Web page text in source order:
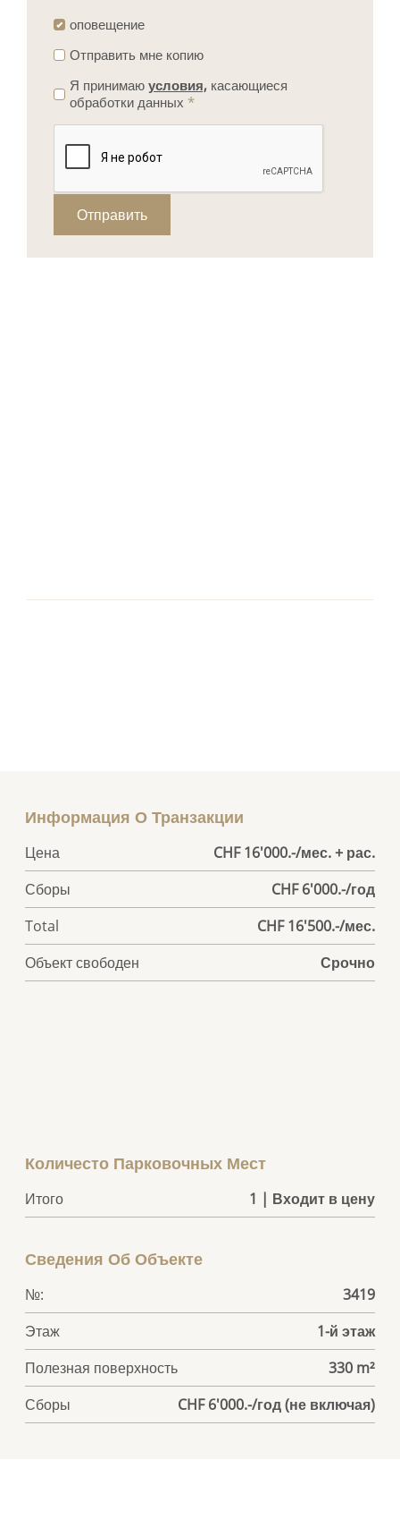
оповещение
Отправить мне копию
Я принимаю условия, касающиеся
обработки данных *
Отправить
Информация О Транзакции
Цена
CHF 16'000.-/мес. + рас.
Сборы
CHF 6'000.-/год
Total
CHF 16'500.-/мес.
Объект свободен
Срочно
Количесто Парковочных Мест
Итого 1 | Входит в цену
Сведения Об Объекте
№:
3419
Этаж
1-й этаж
Полезная поверхность
330 m²
Сборы
CHF 6'000.-/год (не включая)